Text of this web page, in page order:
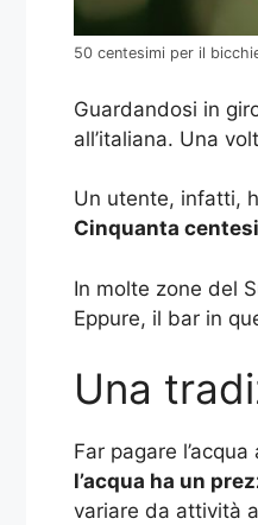
50 centesimi per il
Guardandosi in
all’italiana. Una
Un utente, infatti,
Cinquanta
In molte zone del
Eppure, il bar in
Una
Far pagare
l’acqua ha un
variare da attività